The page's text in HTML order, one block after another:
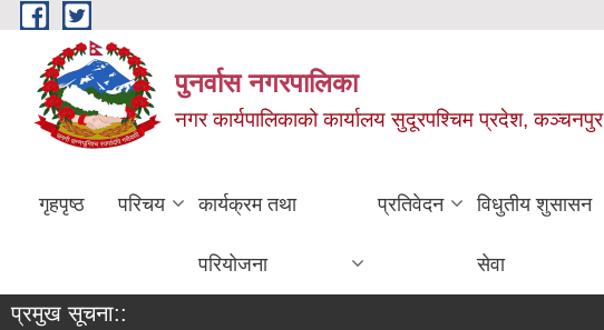
Skip to main content
पुनर्वास नगरपालिका
नगर कार्यपालिकाको कार्यालय सुदूरपश्चिम प्रदेश, कञ्चनपुर
गृहपृष्ठ परिचय कार्यक्रम तथा
परियोजना
प्रतिवेदन विधुतीय शुसासन
सेवा
प्रमुख सूचना::